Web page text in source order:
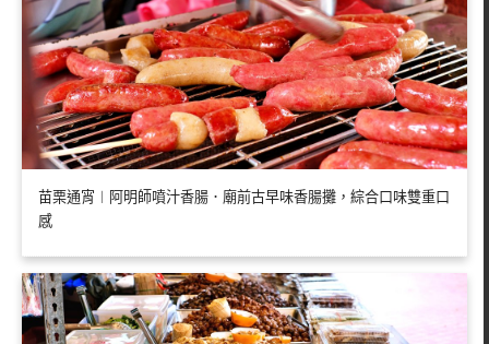
苗栗通宵︱阿明師噴汁香腸．廟前古早味香腸攤，綜合口味雙重口
感